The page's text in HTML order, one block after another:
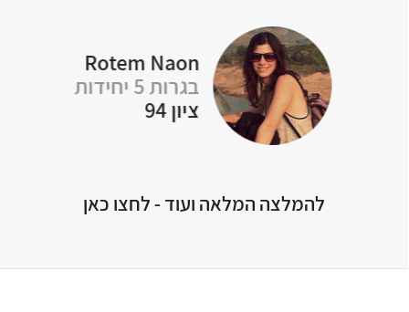
Rotem Naon
בגרות 5 יחידות
ציון 94
להמלצה המלאה ועוד - לחצו כאן